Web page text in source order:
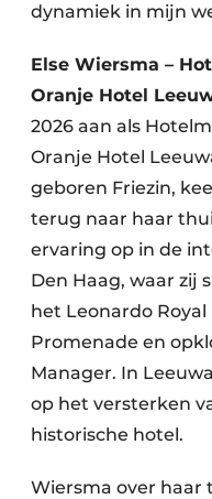
dynamiek in mijn
Else Wiersma –
Oranje Hotel
2026 aan als
Oranje Hotel
geboren Friezin,
terug naar haar
ervaring op in de
Den Haag, waar zij
het Leonardo
Promenade en
Manager. In
op het versterken
historische hotel.
Wiersma over haar